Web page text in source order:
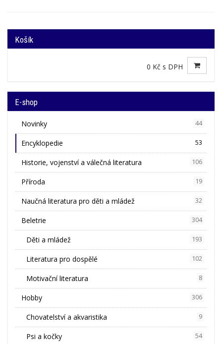
Košík
0 Kč s DPH
E-shop
Novinky 44
Encyklopedie 53
Historie, vojenství a válečná literatura 106
Příroda 19
Naučná literatura pro děti a mládež 32
Beletrie 304
Děti a mládež 193
Literatura pro dospělé 102
Motivační literatura 8
Hobby 306
Chovatelství a akvaristika 9
Psi a kočky 54